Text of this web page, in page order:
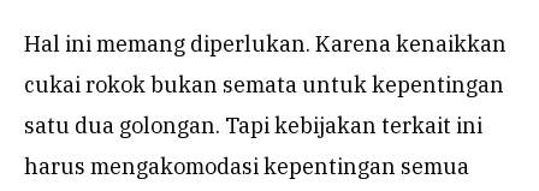
Hal ini memang diperlukan. Karena kenaikkan
cukai rokok bukan semata untuk kepentingan
satu dua golongan. Tapi kebijakan terkait ini
harus mengakomodasi kepentingan semua